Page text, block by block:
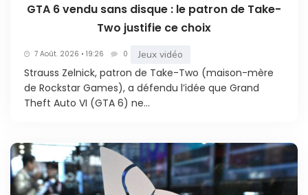
GTA 6 vendu sans disque : le patron de Take-
Two justifie ce choix
7 Août. 2026 • 19:26 0 Jeux vidéo
Strauss Zelnick, patron de Take-Two (maison-mère
de Rockstar Games), a défendu l’idée que Grand
Theft Auto VI (GTA 6) ne...